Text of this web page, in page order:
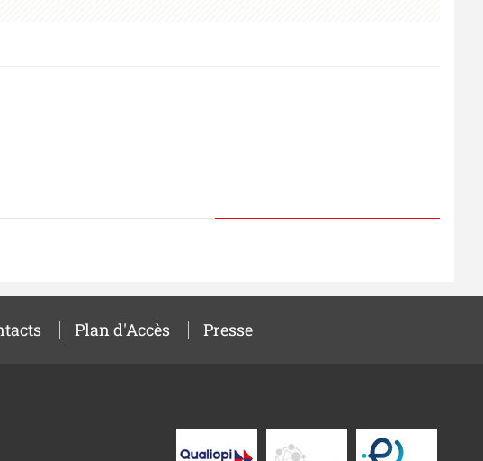
Plan d'Accès Presse